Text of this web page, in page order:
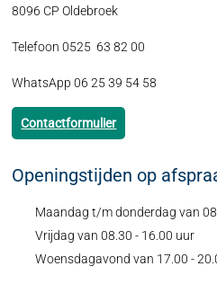
8096 CP Oldebroek
Telefoon 0525 63 82 00
WhatsApp 06 25 39 54 58
Contactformulier
Openingstijden op
Maandag t/m donderdag van
Vrijdag van 08.30 - 16.00 uur
Woensdagavond van 17.00 -